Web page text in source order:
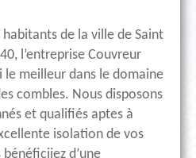
de la ville de Saint
l’entreprise Couvreur
le meilleur dans le domaine
combles. Nous disposons
et qualifiés aptes à
isolation de vos
d’une